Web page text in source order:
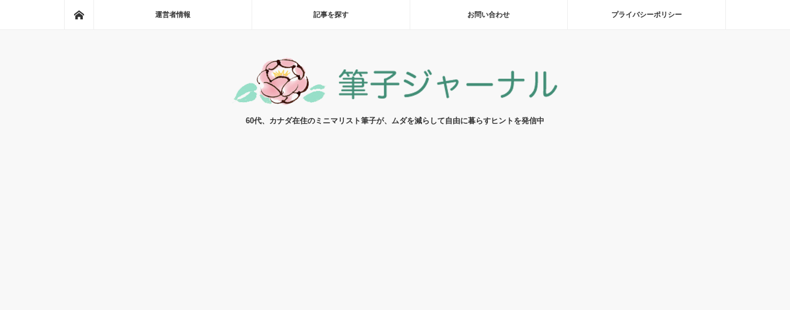
運営者情報 記事を探す お問い合わせ プライバシーポリシー
60代、カナダ在住のミニマリスト筆子が、ムダを減らして自由に暮らすヒントを発信中